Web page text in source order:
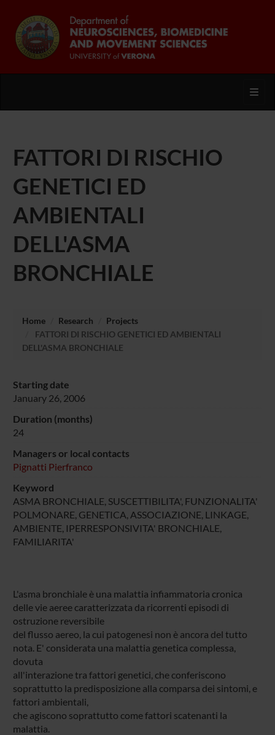
FATTORI DI RISCHIO
GENETICI ED
AMBIENTALI
DELL'ASMA
BRONCHIALE
Home Research
Projects
FATTORI DI RISCHIO GENETICI ED AMBIENTALI
DELL'ASMA BRONCHIALE
Starting date
January 26, 2006
Duration (months)
24
Managers or local contacts
Pignatti Pierfranco
Keyword
ASMA BRONCHIALE, SUSCETTIBILITA', FUNZIONALITA'
POLMONARE, GENETICA, ASSOCIAZIONE, LINKAGE,
AMBIENTE, IPERRESPONSIVITA' BRONCHIALE,
FAMILIARITA'
L'asma bronchiale è una malattia infiammatoria cronica
delle vie aeree caratterizzata da ricorrenti episodi di
ostruzione reversibile
del flusso aereo, la cui patogenesi non è ancora del tutto
nota. E' considerata una malattia genetica complessa,
dovuta
all'interazione tra fattori genetici, che conferiscono
soprattutto la predisposizione alla comparsa dei sintomi, e
fattori ambientali,
che agiscono soprattutto come fattori scatenanti la
malattia.